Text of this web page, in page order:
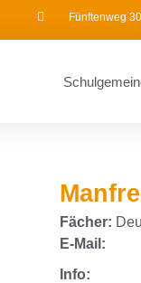
Fünftenweg
Fächer:
E-Mail:
Info: